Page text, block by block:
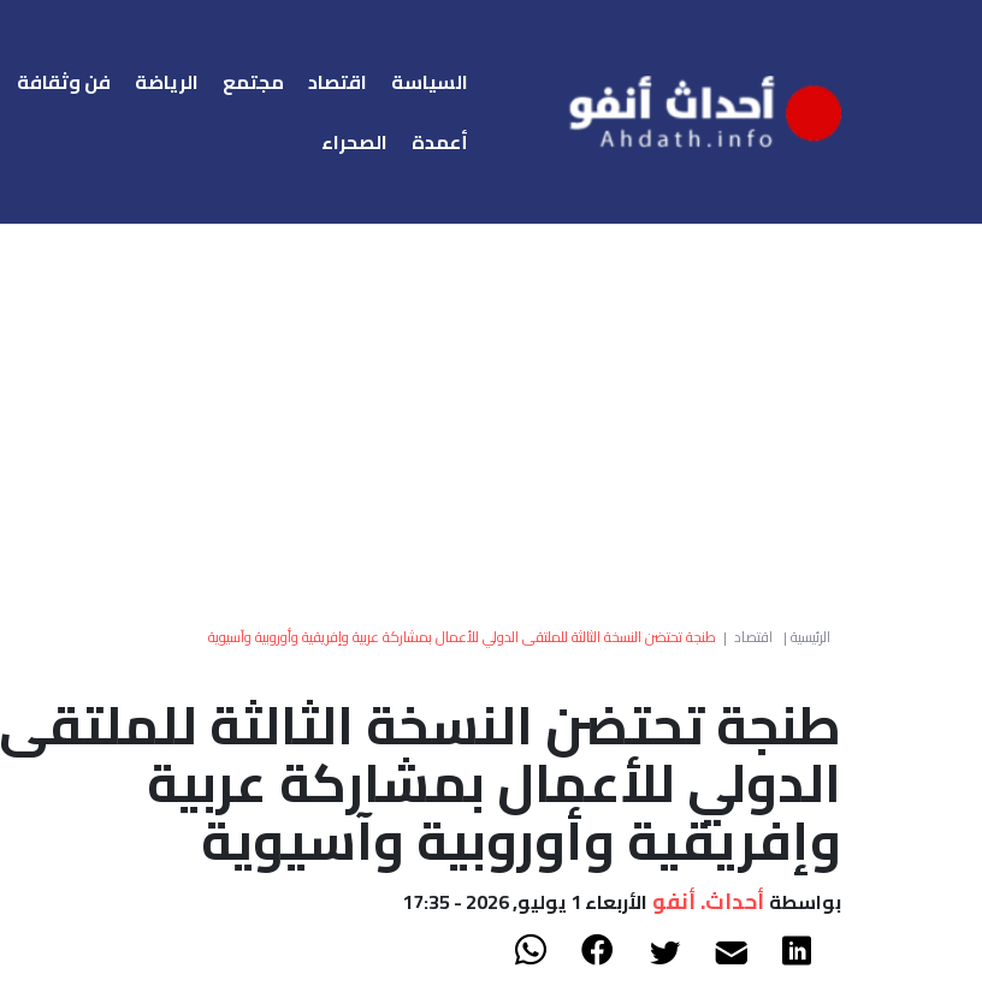
السياسة اقتصاد مجتمع الرياضة فن وثقافة
أعمدة
الصحراء
الرئيسية| اقتصاد | طنجة تحتضن النسخة الثالثة للملتقى الدولي للأعمال بمشاركة عربية وإفريقية وأوروبية وآسيوية
طنجة تحتضن النسخة الثالثة للملتقى
الدولي للأعمال بمشاركة عربية
وإفريقية وأوروبية وآسيوية
بواسطة أحداث. أنفو الأربعاء 1 يوليو, 2026 - 17:35